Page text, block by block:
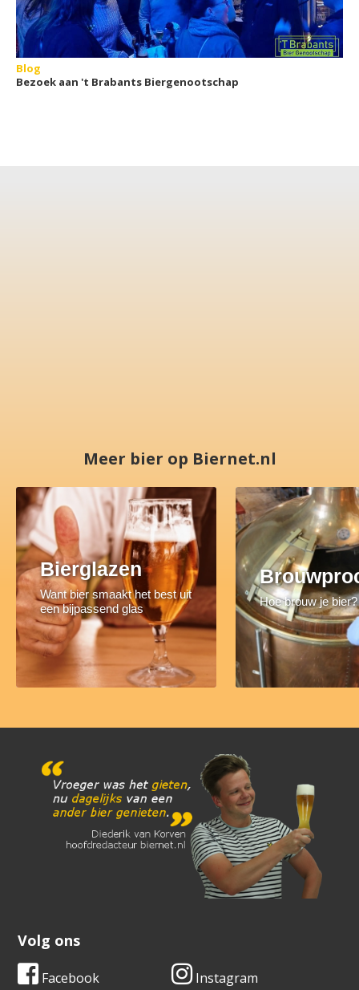
Blog
Bezoek aan 't Brabants Biergenootschap
Meer bier op Biernet.nl
Bierglazen
Want bier smaakt het best uit
een bijpassend glas
Hoe brouw je bier?
Volg ons
Facebook Instagram